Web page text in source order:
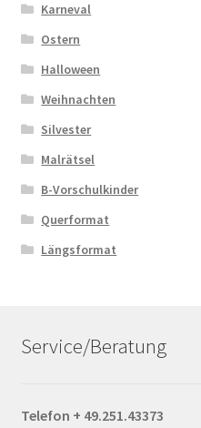
Karneval
Ostern
Halloween
Weihnachten
Silvester
Malrätsel
B-Vorschulkinder
Querformat
Längsformat
Service/Beratung
Telefon + 49.251.43373